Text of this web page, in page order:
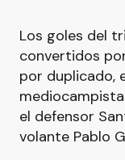
Los goles del
convertidos
por duplicado,
el defensor
volante Pablo